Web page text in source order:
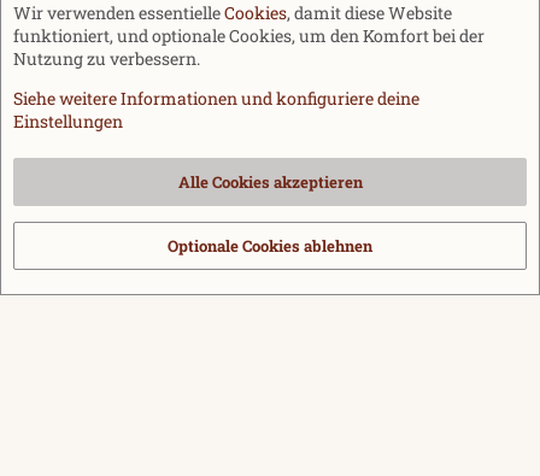
Cookies
Datenschutz
Hilfe und Impressum
Start
S
Community platform by XenForo® © 2010-2026 XenForo Ltd.
via s9e/MediaSites
Wir verwenden essentielleCookies, damit diese Website
funktioniert, und optionale Cookies, um den Komfort bei der
Nutzung zu verbessern.
Siehe weitere Informationen und konfiguriere deine
Einstellungen
Alle Cookies akzeptieren
Optionale Cookies ablehnen